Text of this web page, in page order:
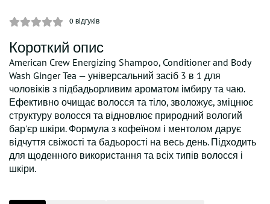
0 відгуків
Короткий опис
American Crew Energizing Shampoo, Conditioner and Body
Wash Ginger Tea — універсальний засіб 3 в 1 для
чоловіків з підбадьорливим ароматом імбиру та чаю.
Ефективно очищає волосся та тіло, зволожує, зміцнює
структуру волосся та відновлює природний вологий
бар'єр шкіри. Формула з кофеїном і ментолом дарує
відчуття свіжості та бадьорості на весь день. Підходить
для щоденного використання та всіх типів волосся і
шкіри.